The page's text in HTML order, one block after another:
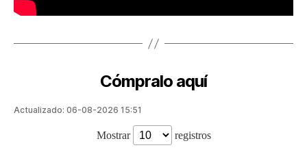
Cómpralo aquí
Actualizado: 06-08-2026 15:51
Mostrar
registros